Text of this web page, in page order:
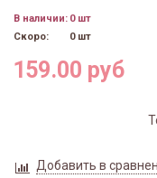
В наличии: 0 шт
Скоро:
0 шт
159.00 руб
Добавить в